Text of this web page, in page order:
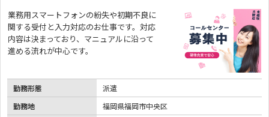
業務用スマートフォンの紛失や初期不良に
関する受付と入力対応のお仕事です。対応
内容は決まっており、マニュアルに沿って
進める流れが中心です。
勤務形態
派遣
勤務地
福岡県福岡市中央区